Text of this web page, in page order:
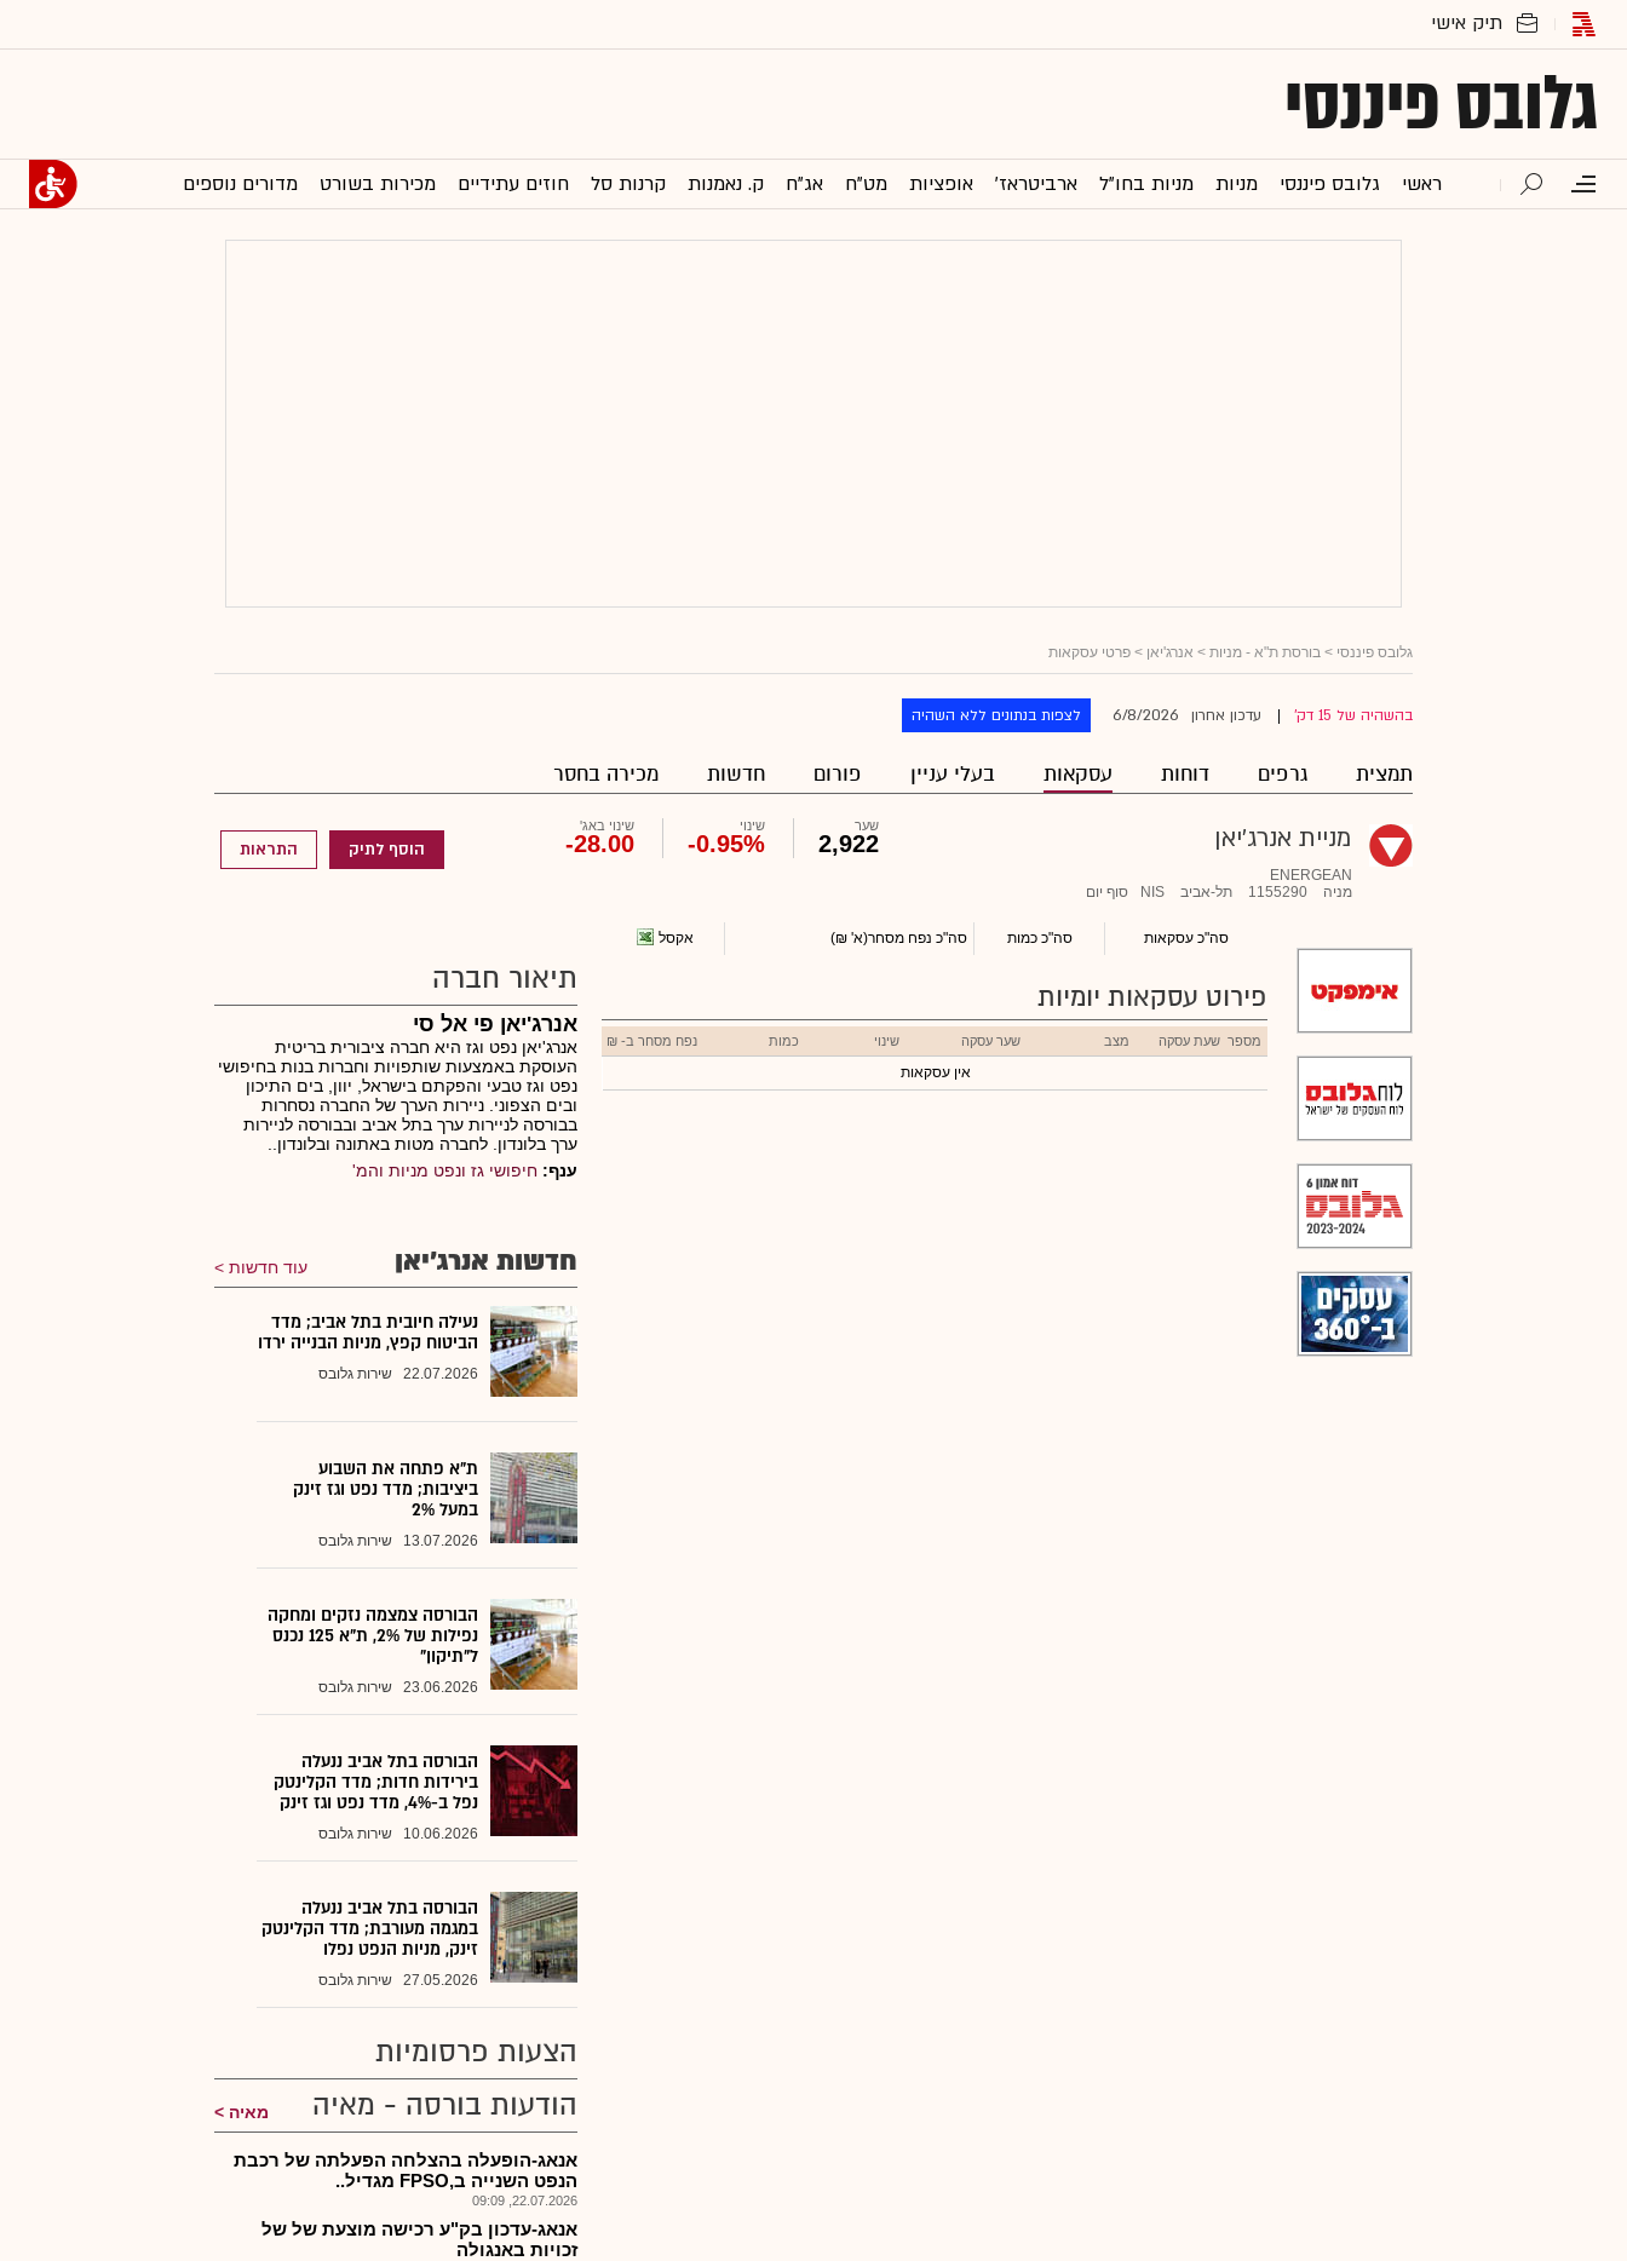
גלובס פיננסי
ראשי גלובס פיננסי מניות מניות בחו"ל ארביטראז' אופציות מט"ח אג"ח ק. נאמנות קרנות סל חוזים עתידיים מכירות בשורט מדורים נוספים
גלובס פיננסי > בורסת ת"א - מניות > אנרג'יאן > פרטי עסקאות
בהשהיה של 15 דק' עדכון אחרון 6/8/2026 לצפות בנתונים ללא השהיה
תמצית גרפים דוחות עסקאות בעלי עניין פורום חדשות מכירה בחסר
מניית אנרג'יאן
ENERGEAN
מניה
1155290 תל-אביב NIS סוף יום
שער
2,922
שינוי
-0.95%
שינוי באג'
-28.00 הוסף לתיק התראות
סה"כ עסקאות סה"כ כמות סה"כ נפח מסחר(א' ₪) אקסל
פירוט עסקאות יומיות
מספר שעת עסקה מצב שער עסקה שינוי כמות נפח מסחר ב- ₪
אין עסקאות
תיאור חברה
אנרג'יאן פי אל סי
אנרג'יאן נפט וגז היא חברה ציבורית בריטית
העוסקת באמצעות שותפויות וחברות בנות בחיפושי
נפט וגז טבעי והפקתם בישראל, יוון, בים התיכון
ובים הצפוני. ניירות הערך של החברה נסחרות
בבורסה לניירות ערך בתל אביב ובבורסה לניירות
ערך בלונדון. לחברה מטות באתונה ובלונדון..
ענף: חיפושי גז ונפט מניות והמ'
חדשות אנרג'יאן עוד חדשות
נעילה חיובית בתל אביב; מדד
הביטוח קפץ, מניות הבנייה ירדו
22.07.2026 שירות גלובס
ת"א פתחה את השבוע
ביציבות; מדד נפט וגז זינק
במעל 2%
13.07.2026 שירות גלובס
הבורסה צמצמה נזקים ומחקה
נפילות של 2%, ת"א 125 נכנס
ל"תיקון"
23.06.2026 שירות גלובס
הבורסה בתל אביב ננעלה
בירידות חדות; מדד הקלינטק
נפל ב-4%, מדד נפט וגז זינק
10.06.2026 שירות גלובס
הבורסה בתל אביב ננעלה
במגמה מעורבת; מדד הקלינטק
זינק, מניות הנפט נפלו
27.05.2026 שירות גלובס
הצעות פרסומיות
הודעות בורסה - מאיה
מאיה
אנאג-הופעלה בהצלחה הפעלתה של רכבת
הנפט השנייה ב,FPSO מגדיל..
22.07.2026, 09:09
אנאג-עדכון בק"ע רכישה מוצעת של של
זכויות באנגולה